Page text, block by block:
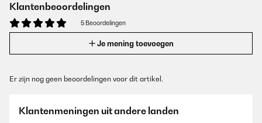
Klantenbeoordelingen
5 Beoordelingen
Je mening toevoegen
Er zijn nog geen beoordelingen voor dit artikel.
Klantenmeningen uit andere landen